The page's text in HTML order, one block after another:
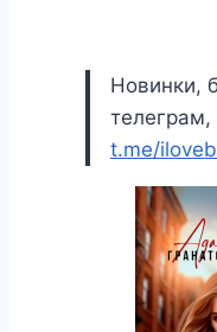
Новинки,
t.me/